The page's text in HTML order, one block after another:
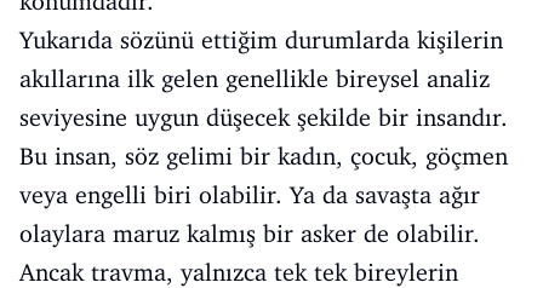
Yukarıda sözünü ettiğim durumlarda kişilerin
akıllarına ilk gelen genellikle bireysel analiz
seviyesine uygun düşecek şekilde bir insandır.
Bu insan, söz gelimi bir kadın, çocuk, göçmen
veya engelli biri olabilir. Ya da savaşta ağır
olaylara maruz kalmış bir asker de olabilir.
Ancak travma, yalnızca tek tek bireylerin